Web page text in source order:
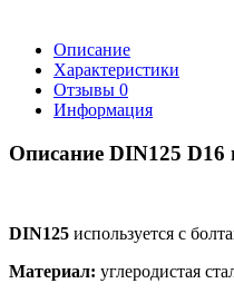
Описание
Характеристики
Отзывы 0
Информация
Описание DIN125 D16
DIN125 используется с
Материал: углеродистая